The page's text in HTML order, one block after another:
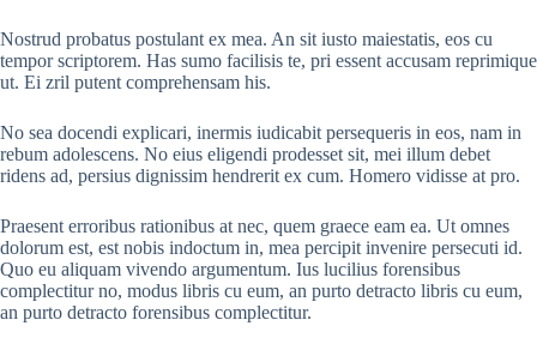
Nostrud probatus postulant ex mea. An sit iusto maiestatis, eos cu
tempor scriptorem. Has sumo facilisis te, pri essent accusam reprimique
ut. Ei zril putent comprehensam his.
No sea docendi explicari, inermis iudicabit persequeris in eos, nam in
rebum adolescens. No eius eligendi prodesset sit, mei illum debet
ridens ad, persius dignissim hendrerit ex cum. Homero vidisse at pro.
Praesent erroribus rationibus at nec, quem graece eam ea. Ut omnes
dolorum est, est nobis indoctum in, mea percipit invenire persecuti id.
Quo eu aliquam vivendo argumentum. Ius lucilius forensibus
complectitur no, modus libris cu eum, an purto detracto libris cu eum,
an purto detracto forensibus complectitur.